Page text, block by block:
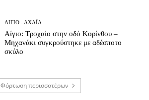
ΑΊΓΙΟ - ΑΧΑΪ́Α
Αίγιο: Τροχαίο στην οδό Κορίνθου –
Μηχανάκι συγκρούστηκε με αδέσποτο
σκύλο
Φόρτωση περισσοτέρων